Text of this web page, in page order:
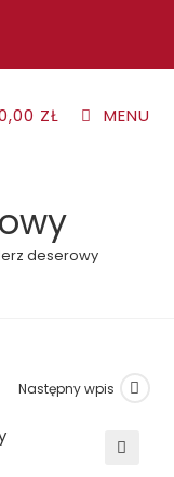
ZŁ MENU
deserowy
Następny wpis